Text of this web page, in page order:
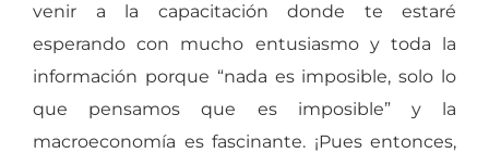
venir a la capacitación donde te estaré
esperando con mucho entusiasmo y toda la
información porque “nada es imposible, solo lo
que pensamos que es imposible” y la
macroeconomía es fascinante. ¡Pues entonces,